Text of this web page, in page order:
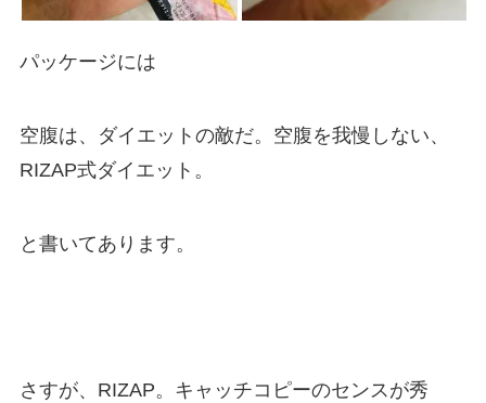
パッケージには
空腹は、ダイエットの敵だ。空腹を我慢しない、
RIZAP式ダイエット。
と書いてあります。
さすが、RIZAP。キャッチコピーのセンスが秀